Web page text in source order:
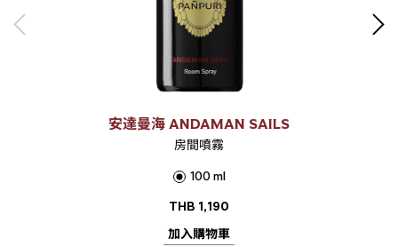
安達曼海 ANDAMAN SAILS
房間噴霧
100 ml
THB 1,190
加入購物車